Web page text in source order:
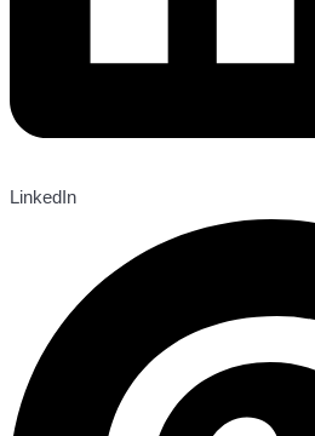
LinkedIn